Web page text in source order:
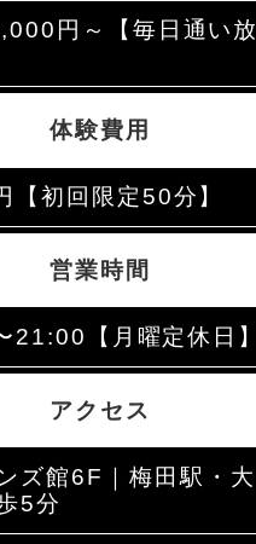
円～【毎日通い放
体験費用
【初回限定50分】
営業時間
21:00【月曜定休日】
アクセス
ズ館6F｜梅田駅・大
5分